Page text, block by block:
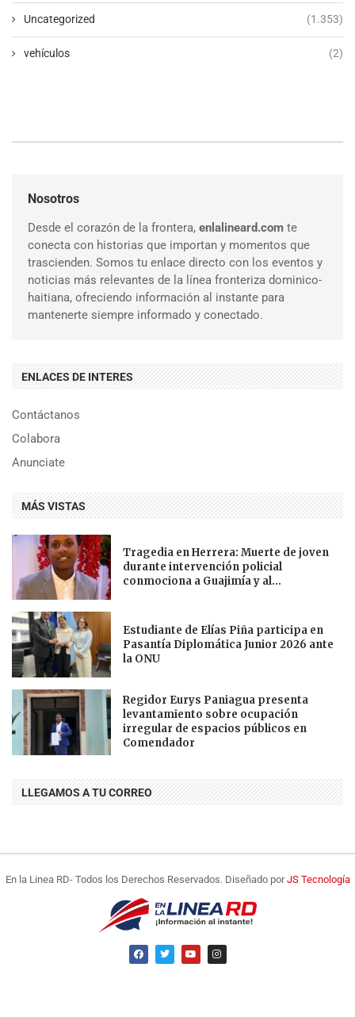
Uncategorized (1.353)
vehículos (2)
Nosotros
Desde el corazón de la frontera, enlalineard.com te
conecta con historias que importan y momentos que
trascienden. Somos tu enlace directo con los eventos y
noticias más relevantes de la línea fronteriza dominico-
haitiana, ofreciendo información al instante para
mantenerte siempre informado y conectado.
ENLACES DE INTERES
Contáctanos
Colabora
Anunciate
MÁS VISTAS
Tragedia en Herrera: Muerte de joven
durante intervención policial
conmociona a Guajimía y al...
Estudiante de Elías Piña participa en
Pasantía Diplomática Junior 2026 ante
la ONU
Regidor Eurys Paniagua presenta
levantamiento sobre ocupación
irregular de espacios públicos en
Comendador
LLEGAMOS A TU CORREO
En la Linea RD- Todos los Derechos Reservados. Diseñado porJS Tecnología